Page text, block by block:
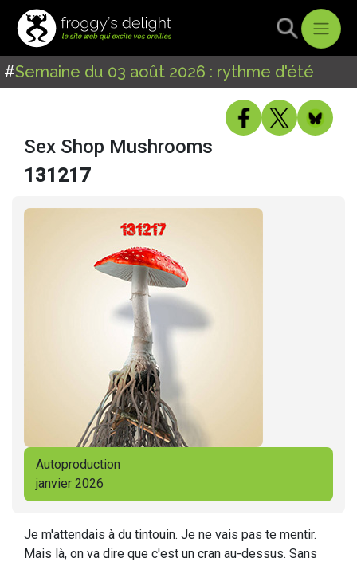
#Semaine du 03 août 2026 : rythme d'été
Sex Shop Mushrooms
131217
Autoproduction
janvier 2026
Je m'attendais à du tintouin. Je ne vais pas te mentir.
Mais là, on va dire que c'est un cran au-dessus. Sans